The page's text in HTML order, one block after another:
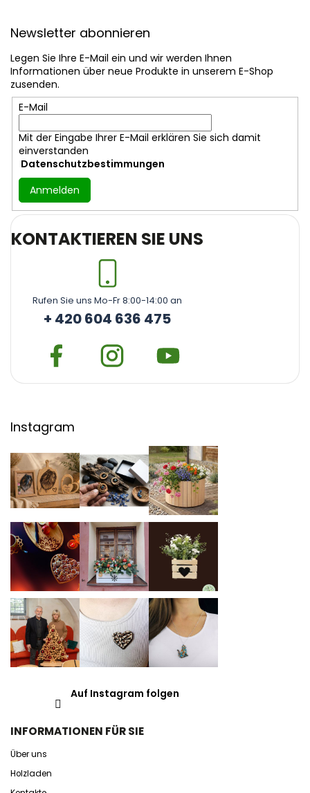
e
Newsletter abonnieren
Legen Sie Ihre E-Mail ein und wir werden Ihnen
Informationen über neue Produkte in unserem E-Shop
zusenden.
E-Mail
Mit der Eingabe Ihrer E-Mail erklären Sie sich damit
einverstanden
Datenschutzbestimmungen
Anmelden
KONTAKTIEREN SIE UNS
Rufen Sie uns Mo-Fr 8:00-14:00 an
+ 420 604 636 475
Instagram
Auf Instagram folgen
INFORMATIONEN FÜR SIE
Über uns
Holzladen